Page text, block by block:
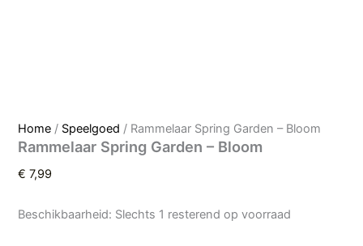
Home / Speelgoed / Rammelaar Spring Garden – Bloom
Rammelaar Spring Garden – Bloom
€ 7,99
Beschikbaarheid: Slechts 1 resterend op voorraad